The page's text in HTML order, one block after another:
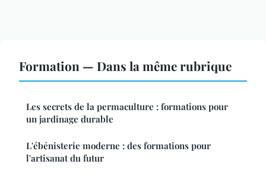
Formation — Dans la même rubrique
Les secrets de la permaculture : formations pour
un jardinage durable
L'ébénisterie moderne : des formations pour
l'artisanat du futur